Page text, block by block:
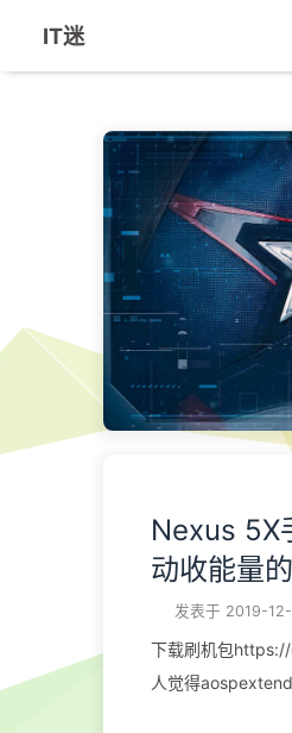
IT迷
Nexus 5X
动收能量
发表于 2019-
下载刷机包
人觉得